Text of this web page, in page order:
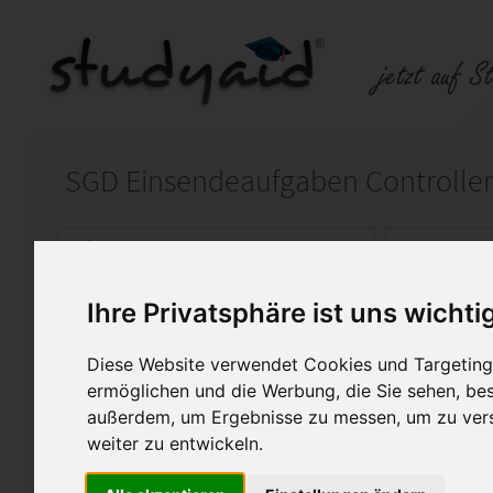
Ihre Privatsphäre ist uns
Diese Website verwendet Cookies und
ermöglichen und die Werbung, die Sie sehen,
außerdem, um Ergebnisse zu messen, um zu
weiter zu entwickeln.
Auf StudyAid.de verkaufen
Startseite Rechnungswesen
Organisations- und
Lösung der
"Organisations- und